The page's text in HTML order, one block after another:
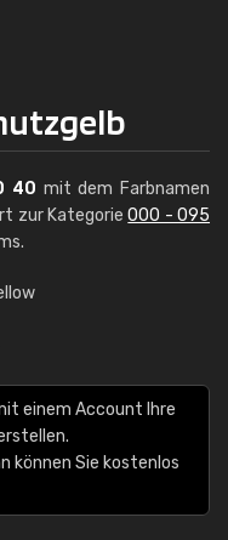
40 mit dem Farbnamen
zur Kategorie000 - 095
einem Account Ihre
können Sie kostenlos